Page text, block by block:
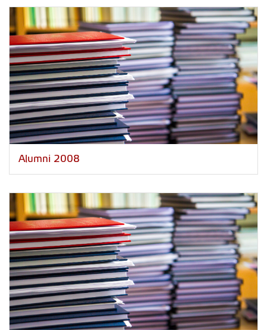
Alumni 2008